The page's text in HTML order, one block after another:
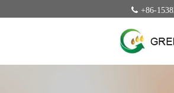
+86-